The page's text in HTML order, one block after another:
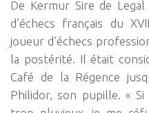
De Kermur Sire de
d’échecs français du
joueur d’échecs
la postérité. Il était
Café de la Régence
Philidor, son pupille. «